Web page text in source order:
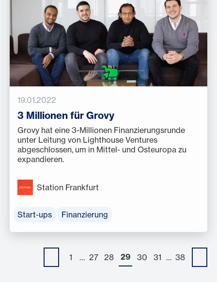
19.01.2022
3 Millionen für Grovy
Grovy hat eine 3-Millionen Finanzierungsrunde
unter Leitung von Lighthouse Ventures
abgeschlossen, um in Mittel- und Osteuropa zu
expandieren.
Station Frankfurt
Start-ups Finanzierung
1 … 27 28 29 30 31 … 38